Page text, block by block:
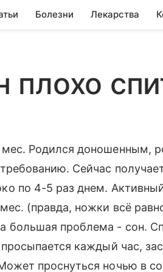
Болезни Лекарства
плохо
мес. Родился доношенным,
Сейчас
по 4-5 раз днем.
(правда, ножки всё
большая проблема - сон.
каждый час,
проснуться ночью в